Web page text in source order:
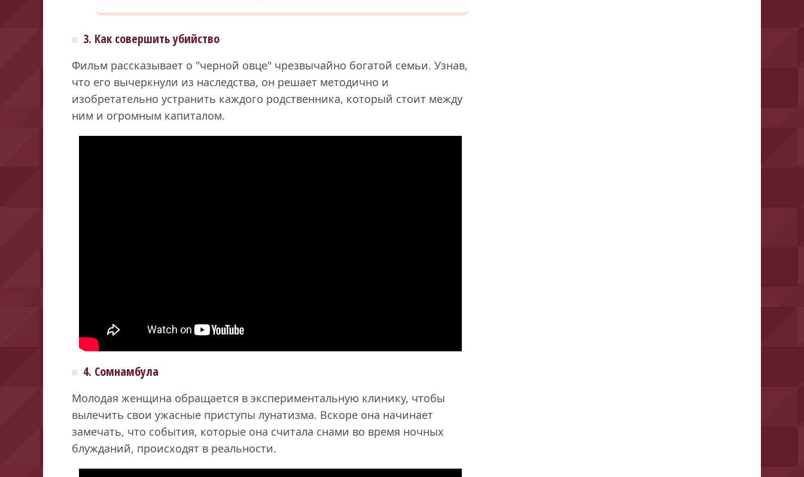
3. Как совершить убийство
Фильм рассказывает о "черной овце" чрезвычайно богатой семьи. Узнав,
что его вычеркнули из наследства, он решает методично и
изобретательно устранить каждого родственника, который стоит между
ним и огромным капиталом.
4. Сомнамбула
Молодая женщина обращается в экспериментальную клинику, чтобы
вылечить свои ужасные приступы лунатизма. Вскоре она начинает
замечать, что события, которые она считала снами во время ночных
блужданий, происходят в реальности.